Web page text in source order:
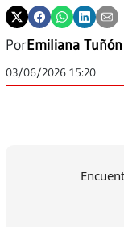
PorEmiliana Tuñón
03/06/2026 15:20